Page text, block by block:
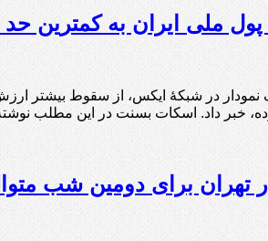
ملی ایران به کمترین
نمودار در شبکۀ ایکس، از سقوط بیشتر
خبر داد. اسکات بسنت در این مطلب
تهران برای دومین شب